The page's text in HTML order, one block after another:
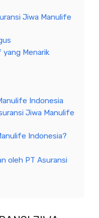
Jiwa Manulife
Menarik
Indonesia
Jiwa Manulife
Indonesia?
oleh PT Asuransi